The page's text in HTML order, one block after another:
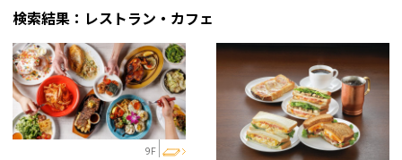
検索結果：レストラン・カフェ
9F